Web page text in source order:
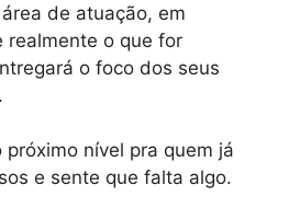
de atuação, em
realmente o que for
o foco dos seus
próximo nível pra quem já
e sente que falta algo.